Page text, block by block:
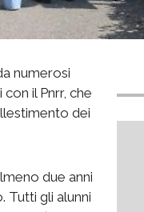
numerosi
il Pnrr, che
dei
due anni
Tutti gli alunni